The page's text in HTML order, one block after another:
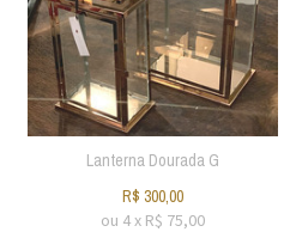
Lanterna Dourada G
R$ 300,00
ou 4x R$ 75,00